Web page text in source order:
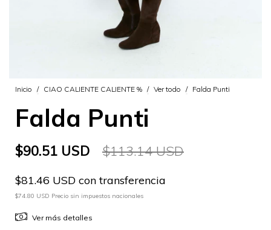
Inicio / CIAO CALIENTE CALIENTE % / Ver todo / Falda Punti
Falda Punti
$90.51 USD $113.14 USD
$81.46 USD con transferencia
$74.80 USD Precio sin impuestos nacionales
Ver más detalles